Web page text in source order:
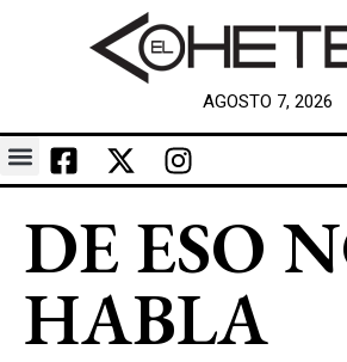
AGOSTO 7, 2026
DE ESO
HABLA